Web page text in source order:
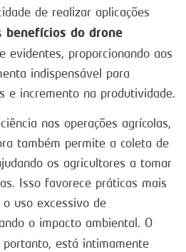
de realizar aplicações
benefícios do drone
evidentes, proporcionando aos
indispensável para
e incremento na produtividade.
nas operações agrícolas,
também permite a coleta de
os agricultores a tomar
Isso favorece práticas mais
uso excessivo de
o impacto ambiental. O
portanto, está intimamente